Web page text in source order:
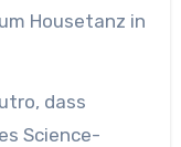
Housetanz in
dass
Science-